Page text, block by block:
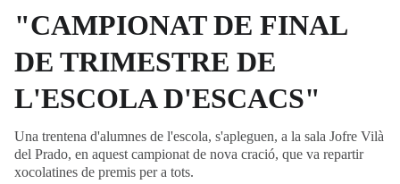
"CAMPIONAT DE FINAL
DE TRIMESTRE DE
L'ESCOLA D'ESCACS"
Una trentena d'alumnes de l'escola, s'apleguen, a la sala Jofre Vilà
del Prado, en aquest campionat de nova cració, que va repartir
xocolatines de premis per a tots.